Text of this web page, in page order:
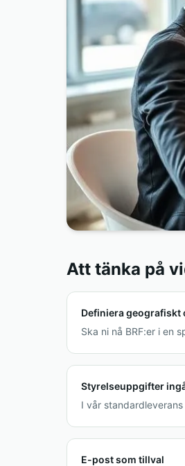
Att tänka på
Definiera geografiskt
Ska ni nå BRF:er i en
Styrelseuppgifter
I vår
E-post som tillval